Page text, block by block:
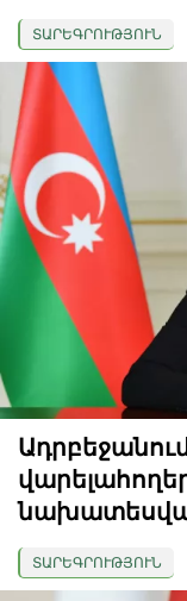
ՏԱՐԵԳՐՈՒԹՅՈՒՆ
ՏԱՐԵԳՐՈՒԹՅՈՒՆ